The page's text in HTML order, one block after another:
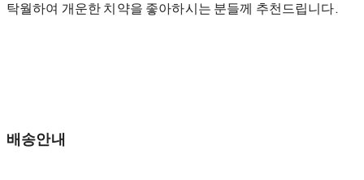
탁월하여 개운한 치약을 좋아하시는 분들께 추천드립니다.
배송안내